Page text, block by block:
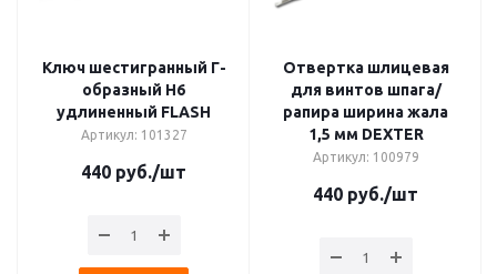
Ключ шестигранный Г-
образный H6
удлиненный FLASH
Артикул: 101327
440 руб./шт
Отвертка шлицевая
для винтов шпага/
рапира ширина жала
1,5 мм DEXTER
Артикул: 100979
440 руб./шт